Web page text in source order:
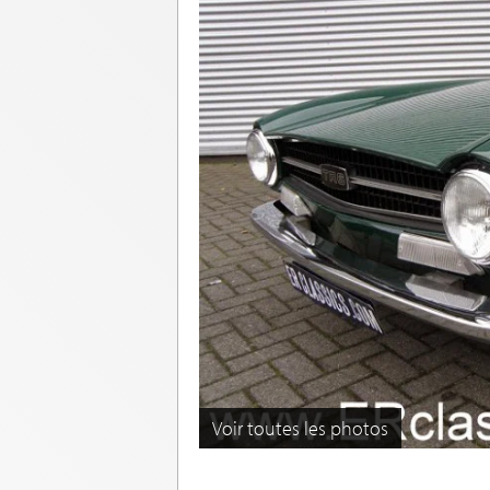
Voir toutes les photos